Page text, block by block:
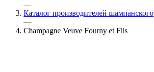
—
Каталог производителей шампанского
—
Champagne Veuve Fourny et Fils